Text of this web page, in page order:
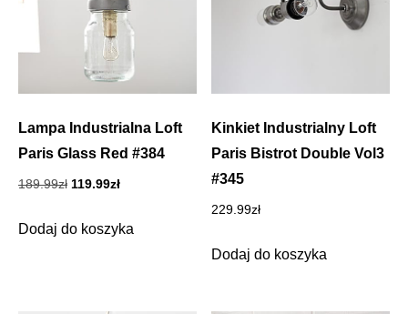
Lampa Industrialna Loft
Paris Glass Red #384
189.99zł Pierwotna
wynosiła:
119.99złAktualna
wynosi:
Dodaj do koszyka
Kinkiet Industrialny Loft
Paris Bistrot Double Vol3
#345
229.99zł
Dodaj do koszyka